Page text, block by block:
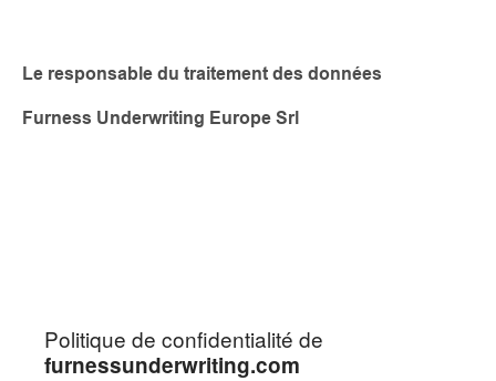
Le responsable du traitement des données
Furness Underwriting Europe Srl
Politique de confidentialité de
furnessunderwriting.com